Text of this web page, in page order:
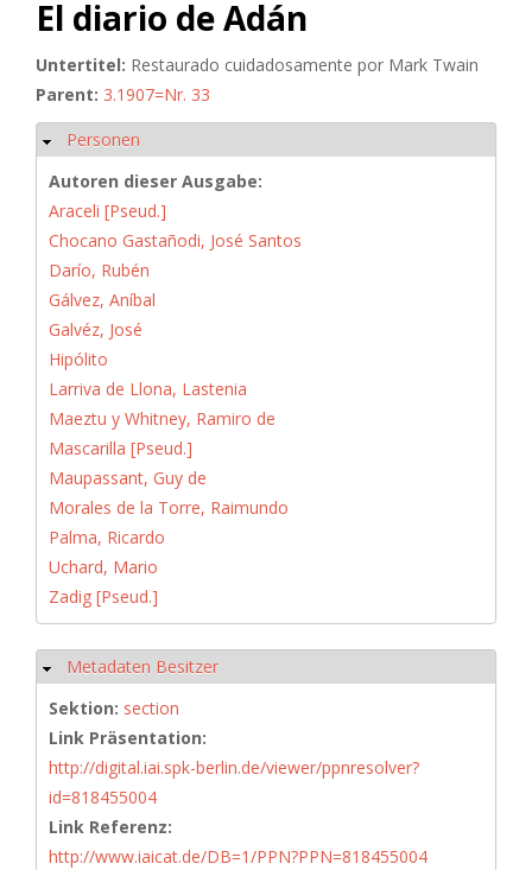
El diario de Adán
Untertitel: Restaurado cuidadosamente por Mark Twain
Parent: 3.1907=Nr. 33
Hide
Personen
Autoren dieser Ausgabe:
Araceli [Pseud.]
Chocano Gastañodi, José Santos
Darío, Rubén
Gálvez, Aníbal
Galvéz, José
Hipólito
Larriva de Llona, Lastenia
Maeztu y Whitney, Ramiro de
Mascarilla [Pseud.]
Maupassant, Guy de
Morales de la Torre, Raimundo
Palma, Ricardo
Uchard, Mario
Zadig [Pseud.]
Hide
Metadaten Besitzer
Sektion: section
Link Präsentation:
http://digital.iai.spk-berlin.de/viewer/ppnresolver?
id=818455004
Link Referenz:
http://www.iaicat.de/DB=1/PPN?PPN=818455004